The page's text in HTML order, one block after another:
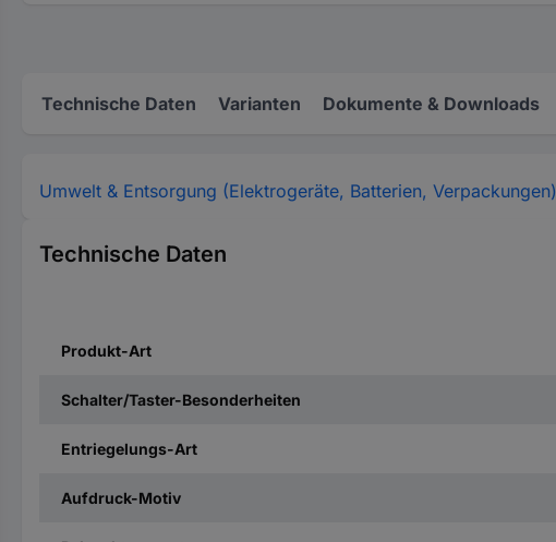
Technische Daten Varianten Dokumente & Downloads
Umwelt & Entsorgung (Elektrogeräte, Batterien, Verpackungen)
Technische Daten
Produkt-Art
Schalter/Taster-Besonderheiten
Entriegelungs-Art
Aufdruck-Motiv